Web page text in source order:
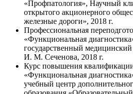
«Профпатология», Научный
открытого акционерного
железные дороги», 2018 г.
Профессиональная
«Функциональная
государственный
И. М. Сеченова, 2018 г.
Курс повышения
«Функциональная
учебный центр